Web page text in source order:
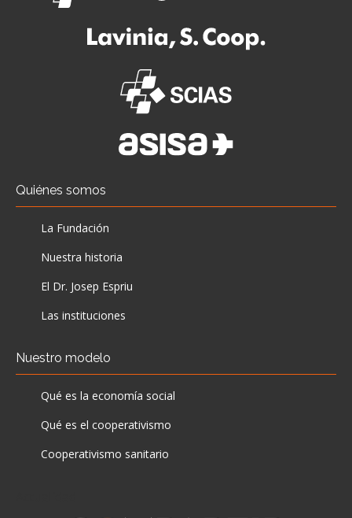
Quiénes somos
La Fundación
Nuestra historia
El Dr. Josep Espriu
Las instituciones
Nuestro modelo
Qué es la economía social
Qué es el cooperativismo
Cooperativismo sanitario